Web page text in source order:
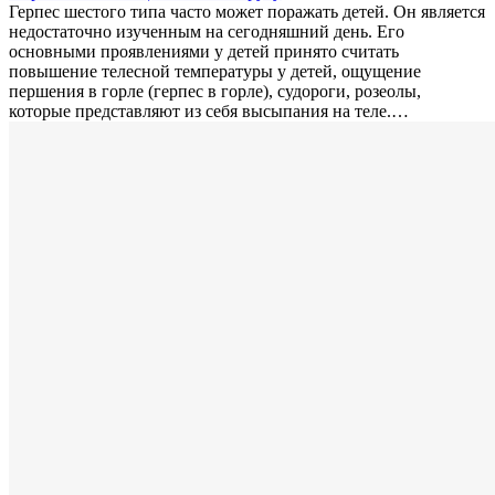
Герпес шестого типа часто может поражать детей. Он является
недостаточно изученным на сегодняшний день. Его
основными проявлениями у детей принято считать
повышение телесной температуры у детей, ощущение
першения в горле (герпес в горле), судороги, розеолы,
которые представляют из себя высыпания на теле.…